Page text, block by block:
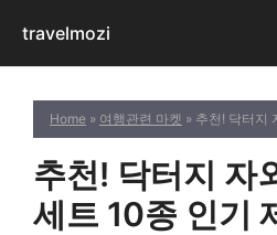
content
travelmozi
Home » 여행관련 마켓 » 추천! 닥터지 자
추천! 닥터지 자
세트 10종 인기